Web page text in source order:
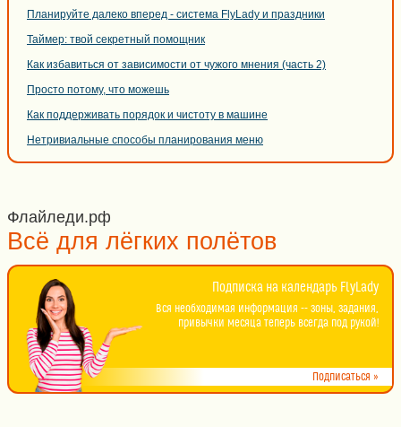
Планируйте далеко вперед - система FlyLady и праздники
Таймер: твой секретный помощник
Как избавиться от зависимости от чужого мнения (часть 2)
Просто потому, что можешь
Как поддерживать порядок и чистоту в машине
Нетривиальные способы планирования меню
Флайледи.рф
Всё для лёгких полётов
Подписка на календарь FlyLady
Вся необходимая информация -- зоны, задания,
привычки месяца теперь всегда под рукой!
Подписаться »